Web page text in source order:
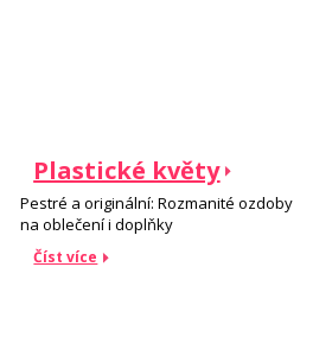
Plastické květy
Pestré a originální: Rozmanité ozdoby
na oblečení i doplňky
Číst více